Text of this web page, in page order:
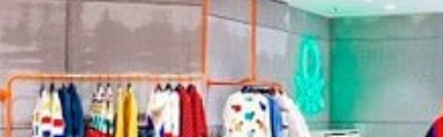
He leído y acepto la